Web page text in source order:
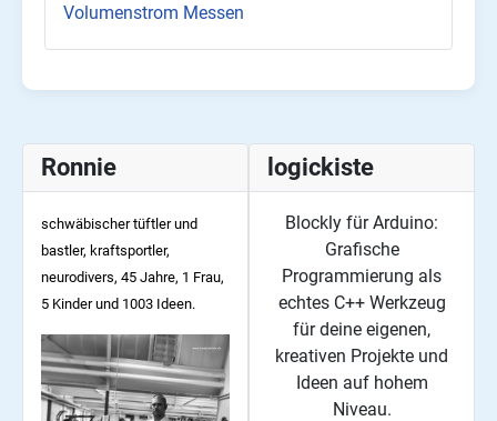
Volumenstrom Messen
Ronnie
schwäbischer tüftler und
bastler, kraftsportler,
neurodivers, 45 Jahre, 1 Frau,
5 Kinder und 1003 Ideen.
logickiste
Blockly für Arduino:
Grafische
Programmierung als
echtes C++ Werkzeug
für deine eigenen,
kreativen Projekte und
Ideen auf hohem
Niveau.